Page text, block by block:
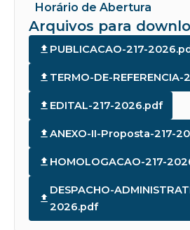
Horário de Abertura
Arquivos para
PUBLICACAO-217-
TERMO-DE-
EDITAL-217-2026.pdf
ANEXO-II-Proposta-217-
HOMOLOGACAO-217-
DESPACHO-
2026.pdf